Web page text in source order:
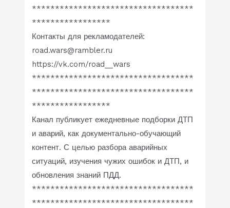
***********************************
*****************
Контакты для рекламодателей:
road.wars@rambler.ru
https://vk.com/road__wars
***********************************
***********************************
*****************
Канал публикует ежедневные подборки ДТП
и аварий, как документально-обучающий
контент. С целью разбора аварийных
ситуаций, изучения чужих ошибок и ДТП, и
обновления знаний ПДД.
***********************************
***********************************